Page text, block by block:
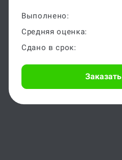
Выполнено:
Средняя оценка:
Сдано в срок:
Заказать